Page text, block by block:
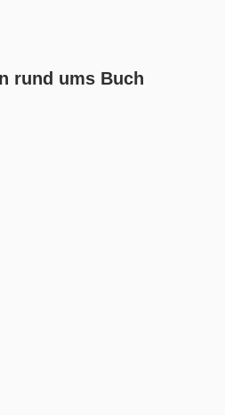
rund ums Buch